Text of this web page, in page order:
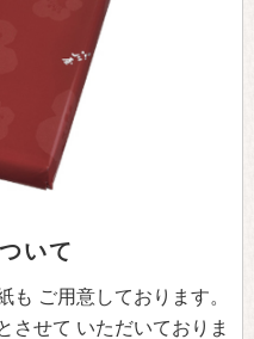
いて
も ご用意しております。
させて いただいておりま